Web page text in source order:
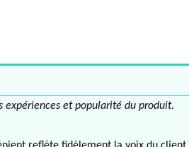
et popularité du produit.